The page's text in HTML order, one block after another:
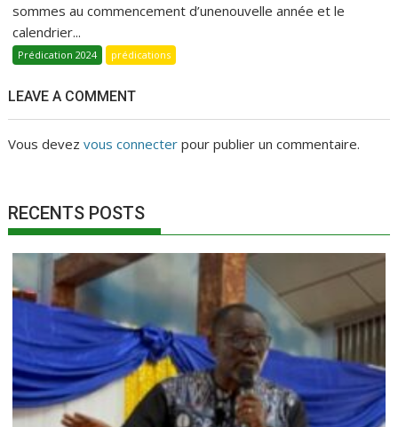
sommes au commencement d’unenouvelle année et le
calendrier...
Prédication 2024 prédications
LEAVE A COMMENT
Vous devezvous connecter pour publier un commentaire.
RECENTS POSTS